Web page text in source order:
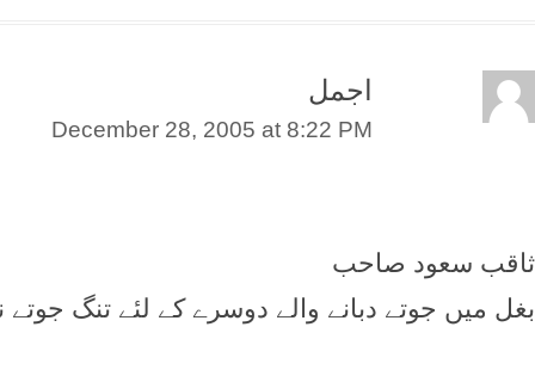
اجمل
December 28, 2005 at 8:22 PM
ثاقب سعود صاحب
بغل میں جوتے دبانے والے دوسرے کے لئے تنگ